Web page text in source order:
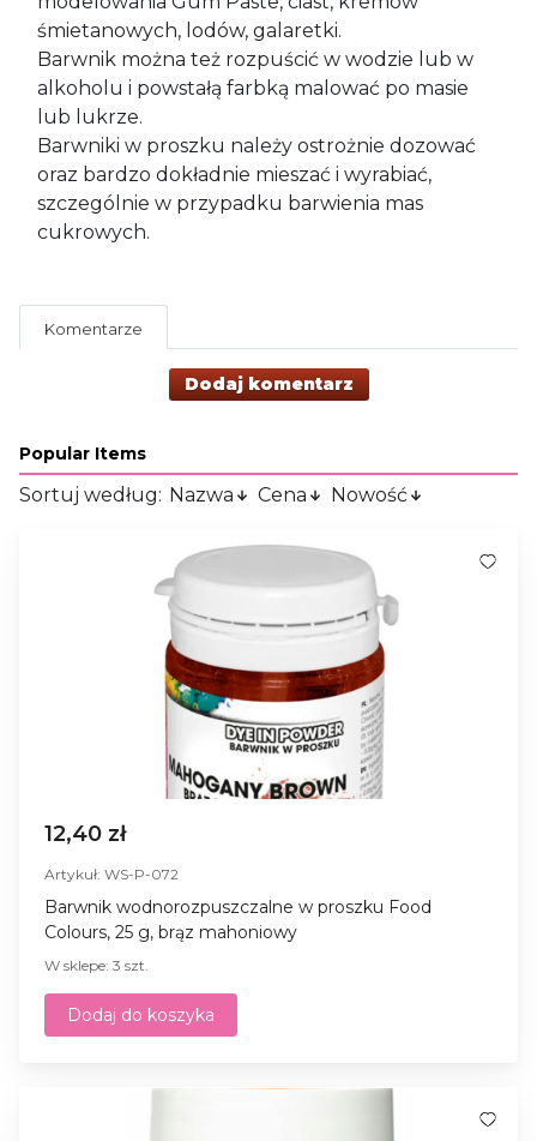
śmietanowych, lodów, galaretki.
Barwnik można też rozpuścić w wodzie lub w
alkoholu i powstałą farbką malować po masie
lub lukrze.
Barwniki w proszku należy ostrożnie dozować
oraz bardzo dokładnie mieszać i wyrabiać,
szczególnie w przypadku barwienia mas
cukrowych.
Komentarze
Dodaj komentarz
Popular Items
Sortuj według: Nazwa Cena Nowość
12,40 zł
Artykuł: WS-P-072
Barwnik wodnorozpuszczalne w proszku Food
Colours, 25 g, brąz mahoniowy
W sklepe: 3 szt.
Dodaj do koszyka